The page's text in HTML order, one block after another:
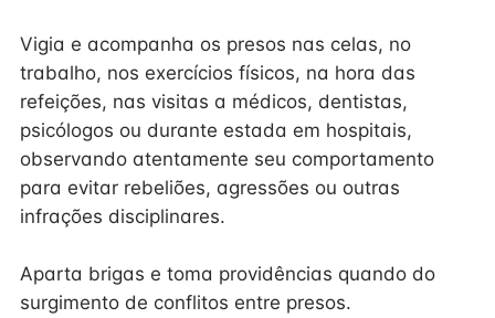
Vigia e acompanha os presos nas celas, no
trabalho, nos exercícios físicos, na hora das
refeições, nas visitas a médicos, dentistas,
psicólogos ou durante estada em hospitais,
observando atentamente seu comportamento
para evitar rebeliões, agressões ou outras
infrações disciplinares.
Aparta brigas e toma providências quando do
surgimento de conflitos entre presos.